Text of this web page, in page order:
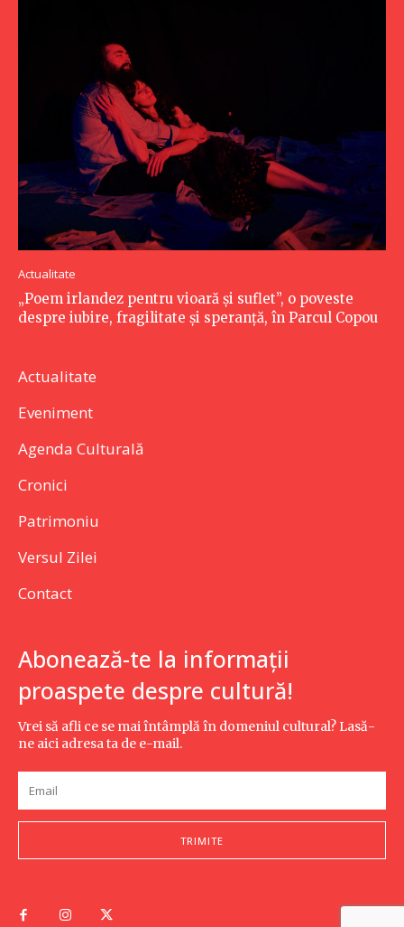
Actualitate
„Poem irlandez pentru vioară și suflet”, o poveste
despre iubire, fragilitate și speranță, în Parcul Copou
Actualitate
Eveniment
Agenda Culturală
Cronici
Patrimoniu
Versul Zilei
Contact
Abonează-te la informații
proaspete despre cultură!
Vrei să afli ce se mai întâmplă în domeniul cultural? Lasă-
ne aici adresa ta de e-mail.
TRIMITE